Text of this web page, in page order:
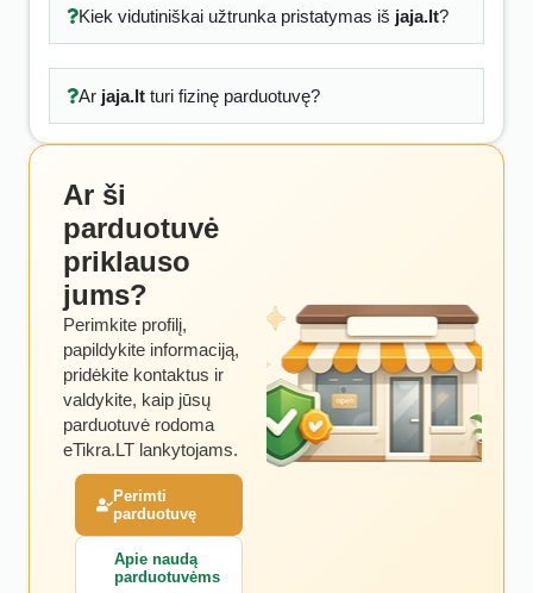
Kiek vidutiniškai užtrunka pristatymas iš jaja.lt?
Ar jaja.ltturi fizinę parduotuvę?
Ar ši
parduotuvė
priklauso
jums?
Perimkite profilį,
papildykite informaciją,
pridėkite kontaktus ir
valdykite, kaip jūsų
parduotuvė rodoma
eTikra.LT lankytojams.
Perimti
parduotuvę
Apie naudą
parduotuvėms